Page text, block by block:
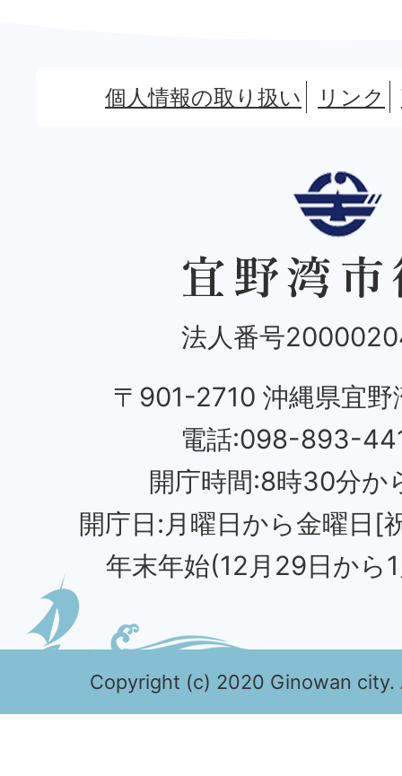
個人情報の取り扱い リンク
法人番号
〒901-2710 沖縄県宜野
電話:098-893-
開庁時間:8時30分か
開庁日:月曜日から金曜日[
年末年始(12月29日から
Copyright (c) 2020 Ginowan city.